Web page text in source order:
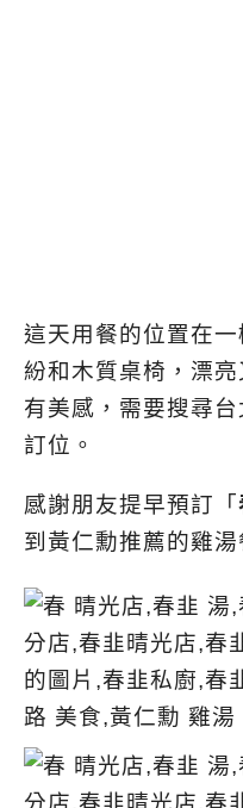
這天用餐的位置在
紛和木質桌椅，漂
有美感，需要搜尋
訂位。
感謝朋友提早預訂「
到黃仁勳推薦的雞湯